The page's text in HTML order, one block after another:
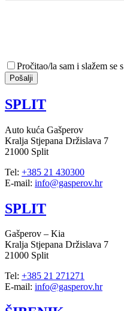
Pročitao/la sam i slažem se s
SPLIT
Auto kuća Gašperov
Kralja Stjepana Držislava 7
21000 Split
Tel: +385 21 430300
E-mail: info@gasperov.hr
SPLIT
Gašperov – Kia
Kralja Stjepana Držislava 7
21000 Split
Tel: +385 21 271271
E-mail: info@gasperov.hr